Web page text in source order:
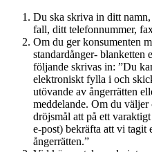
Du ska skriva in ditt
fall, ditt telefonnummer,
Om du ger konsumenten
standardånger- blanketten
följande skrivas in: ”Du
elektroniskt fylla i och
utövande av ångerrätten
meddelande. Om du
dröjsmål att på ett
e-post) bekräfta att vi tagit
ångerrätten.”